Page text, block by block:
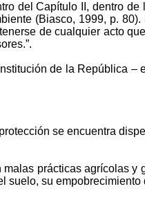
del Capítulo II, dentro
(Biasco, 1999, p. 80).
de cualquier acto
de la República –
se encuentra
prácticas agrícolas y
suelo, su